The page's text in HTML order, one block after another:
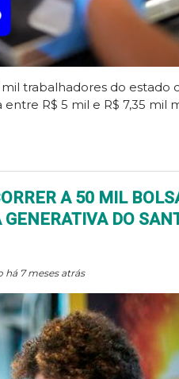
trabalhadores do estado
R$ 5 mil e R$ 7,35 mil
A 50 MIL
DO
7 meses atrás